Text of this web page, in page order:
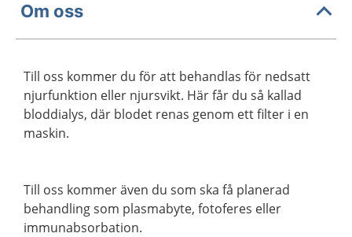
Om oss
Till oss kommer du för att behandlas för nedsatt
njurfunktion eller njursvikt. Här får du så kallad
bloddialys, där blodet renas genom ett filter i en
maskin.
Till oss kommer även du som ska få planerad
behandling som plasmabyte, fotoferes eller
immunabsorbation.